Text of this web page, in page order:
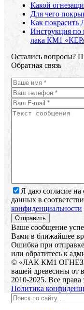
Какой
Для чего
Как
Инструкция по
лака КМ1
Остались вопросы?
Обратная связь
Я даю согласие на
данных в
конфиденциальности
Ваше сообщение
Вами в ближайшее
Ошибка при
или обратитесь к
© «ЛАК КМ1
вашей древесины от
2010-2025. Все
Политика